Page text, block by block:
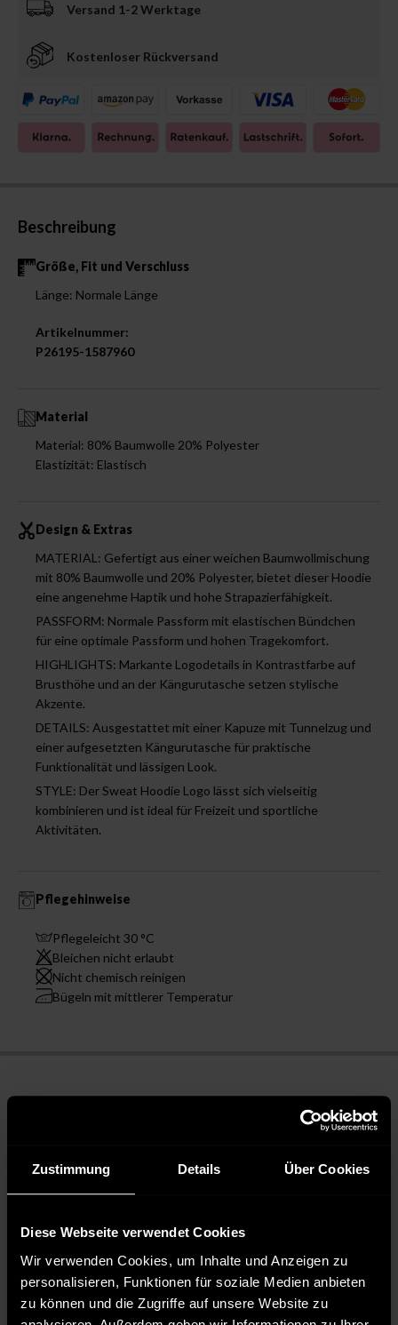
Zustimmung Details Über Cookies
Diese Webseite verwendet Cookies
Wir verwenden Cookies, um Inhalte und Anzeigen zu
personalisieren, Funktionen für soziale Medien anbieten
zu können und die Zugriffe auf unsere Website zu
Versand 1-2 Werktage
Kostenloser Rückversand
Beschreibung
Größe, Fit und Verschluss
Länge: Normale Länge
Artikelnummer:
P26195-1587960
Material
Material: 80% Baumwolle 20% Polyester
Elastizität: Elastisch
Design & Extras
MATERIAL: Gefertigt aus einer weichen Baumwollmischung
mit 80% Baumwolle und 20% Polyester, bietet dieser Hoodie
eine angenehme Haptik und hohe Strapazierfähigkeit.
PASSFORM: Normale Passform mit elastischen Bündchen
für eine optimale Passform und hohen Tragekomfort.
HIGHLIGHTS: Markante Logodetails in Kontrastfarbe auf
Brusthöhe und an der Kängurutasche setzen stylische
Akzente.
DETAILS: Ausgestattet mit einer Kapuze mit Tunnelzug und
einer aufgesetzten Kängurutasche für praktische
Funktionalität und lässigen Look.
STYLE: Der Sweat Hoodie Logo lässt sich vielseitig
kombinieren und ist ideal für Freizeit und sportliche
Aktivitäten.
Pflegehinweise
Pflegeleicht 30 °C
Bleichen nicht erlaubt
Nicht chemisch reinigen
Bügeln mit mittlerer Temperatur